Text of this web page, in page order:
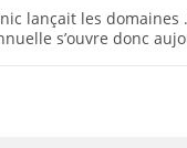
lançait les
s’ouvre donc